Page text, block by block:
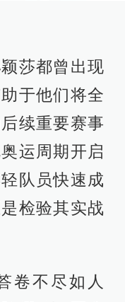
莎都曾出现
于他们将全
续重要赛事
运周期开启
队员快速成
检验其实战
卷不尽如人